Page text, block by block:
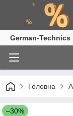
German-Technics
Головна
–30%